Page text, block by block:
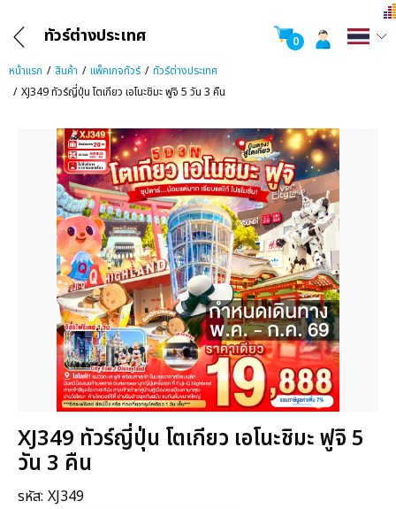
ทัวร์ต่างประเทศ
0
หน้าแรก
สินค้า แพ็คเกจทัวร์
ทัวร์ต่างประเทศ
XJ349 ทัวร์ญี่ปุ่น โตเกียว เอโนะชิมะ ฟูจิ 5 วัน 3 คืน
XJ349 ทัวร์ญี่ปุ่น โตเกียว เอโนะชิมะ ฟูจิ 5
วัน 3 คืน
รหัส: XJ349